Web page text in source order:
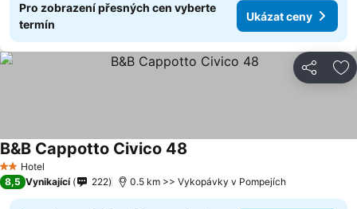
Pro zobrazení přesných cen vyberte
termín
Ukázat ceny
Sdílet
2 Počet hvězdiček
Hotel
B&B Cappotto Civico 48
8,5 Vynikající 222 0.5 km >> Vykopávky v Pompejích